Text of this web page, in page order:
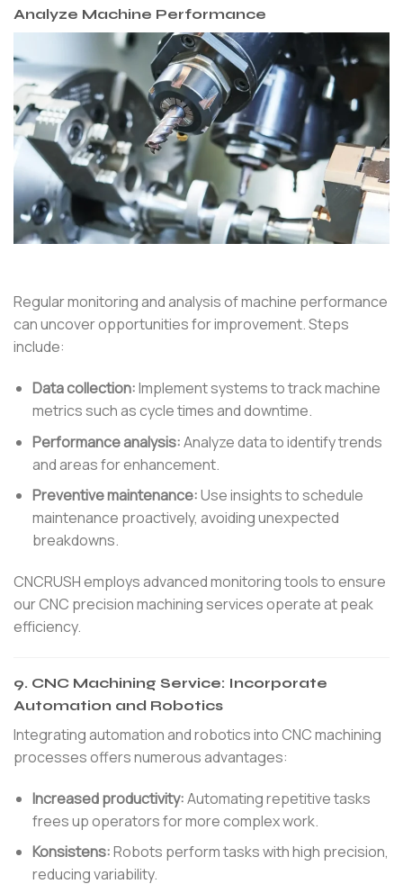
Analyze Machine Performance
Regular monitoring and analysis of machine performance
can uncover opportunities for improvement. Steps
include:
Data collection:Implement systems to track machine
metrics such as cycle times and downtime.
Performance analysis:Analyze data to identify trends
and areas for enhancement.
Preventive maintenance:Use insights to schedule
maintenance proactively, avoiding unexpected
breakdowns.
CNCRUSH employs advanced monitoring tools to ensure
our CNC precision machining services operate at peak
efficiency.
9. CNC Machining Service: Incorporate
Automation and Robotics
Integrating automation and robotics into CNC machining
processes offers numerous advantages:
Increased productivity:Automating repetitive tasks
frees up operators for more complex work.
Konsistens:Robots perform tasks with high precision,
reducing variability.